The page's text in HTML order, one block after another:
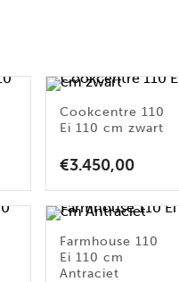
Cookcentre 110
Ei 110 cm zwart
€3.450,00
Farmhouse 110
Ei 110 cm
Antraciet